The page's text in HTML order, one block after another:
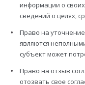
информации о
сведений о целях,
Право на
являются
субъект может
Право на отзыв
отозвать свое